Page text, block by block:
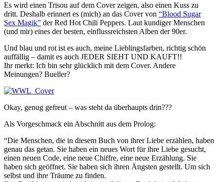
Es wird einen Trisou auf dem Cover zeigen, also einen Kuss zu
dritt. Deshalb erinnert es (mich) an das Cover von “Blood Sugar
Sex Magik” der Red Hot Chili Peppers. Laut kundiger Menschen
(und mir) eines der besten, einflussreichsten Alben der 90er.
Und blau und rot ist es auch, meine Lieblingsfarben, richtig schön
auffällig – damit es auch JEDER SIEHT UND KAUFT!!
Ihr merkt: Ich bin sehr glücklich mit dem Cover. Andere
Meinungen? Bueller?
Okay, genug gefreut – was steht da überhaupts drin???
Als Vorgeschmack ein Abschnitt aus dem Prolog:
“Die Menschen, die in diesem Buch von ihrer Liebe erzählen, haben
genau das getan. Sie haben ein neues Wort für ihre Liebe gesucht,
einen neuen Code, eine neue Chiffre, eine neue Erzählung. Sie
haben sich geöffnet. Sie haben sich ihren Ängsten gestellt. Um sich
selbst und ihre Träume zu finden.